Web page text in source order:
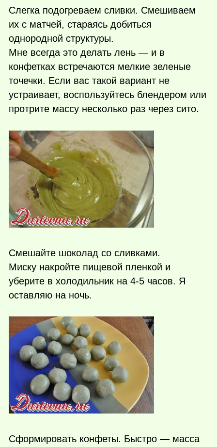
Слегка подогреваем сливки. Смешиваем
их с матчей, стараясь добиться
однородной структуры.
Мне всегда это делать лень — и в
конфетках встречаются мелкие зеленые
точечки. Если вас такой вариант не
устраивает, воспользуйтесь блендером или
протрите массу несколько раз через сито.
Смешайте шоколад со сливками.
Миску накройте пищевой пленкой и
уберите в холодильник на 4-5 часов. Я
оставляю на ночь.
Сформировать конфеты. Быстро — масса